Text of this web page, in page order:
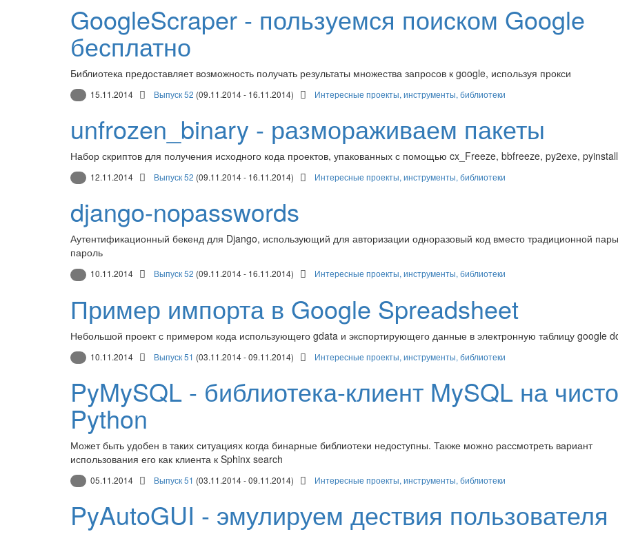
GoogleScraper - пользуемся поиском Google
бесплатно
Библиотека предоставляет возможность получать результаты множества запросов к google, используя прокси
15.11.2014 Выпуск 52 (09.11.2014 - 16.11.2014) Интересные проекты, инструменты, библиотеки
unfrozen_binary - размораживаем пакеты
Набор скриптов для получения исходного кода проектов, упакованных с помощью cx_Freeze, bbfreeze, py2exe,
12.11.2014 Выпуск 52 (09.11.2014 - 16.11.2014) Интересные проекты, инструменты, библиотеки
django-nopasswords
Аутентификационный бекенд для Django, использующий для авторизации одноразовый код вместо традиционной
пароль
10.11.2014 Выпуск 52 (09.11.2014 - 16.11.2014) Интересные проекты, инструменты, библиотеки
Пример импорта в Google Spreadsheet
Небольшой проект с примером кода использующего gdata и экспортирующего данные в электронную таблицу google
10.11.2014 Выпуск 51 (03.11.2014 - 09.11.2014) Интересные проекты, инструменты, библиотеки
PyMySQL - библиотека-клиент MySQL на
Python
Может быть удобен в таких ситуациях когда бинарные библиотеки недоступны. Также можно рассмотреть вариант
использования его как клиента к Sphinx search
05.11.2014 Выпуск 51 (03.11.2014 - 09.11.2014) Интересные проекты, инструменты, библиотеки
PyAutoGUI - эмулируем дествия пользователя